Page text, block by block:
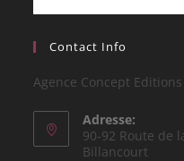
Contact Info
Agence Concept Editions
Adresse:
90-92 Route de
Billancourt